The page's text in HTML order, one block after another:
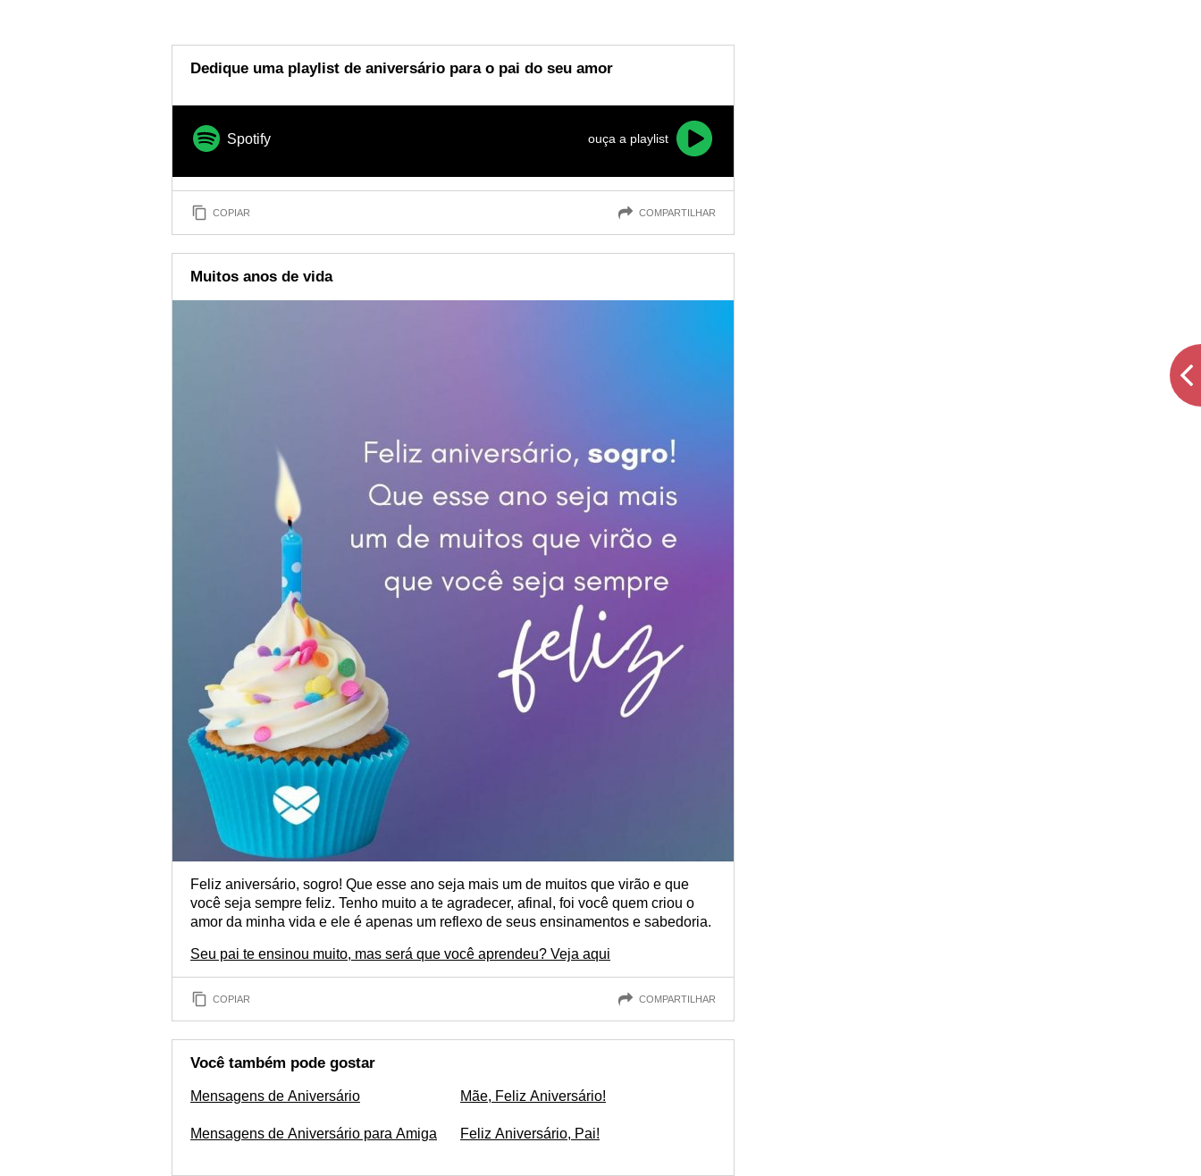
Dedique uma playlist de aniversário para o pai do seu amor
Spotify ouça a playlist
COPIAR COMPARTILHAR
Muitos anos de vida
Feliz aniversário, sogro! Que esse ano seja mais um de muitos que virão e que
você seja sempre feliz. Tenho muito a te agradecer, afinal, foi você quem criou o
amor da minha vida e ele é apenas um reflexo de seus ensinamentos e sabedoria.
Seu pai te ensinou muito, mas será que você aprendeu? Veja aqui
COPIAR COMPARTILHAR
Você também pode gostar
Mensagens de Aniversário
Mensagens de Aniversário para Amiga
Mãe, Feliz Aniversário!
Feliz Aniversário, Pai!